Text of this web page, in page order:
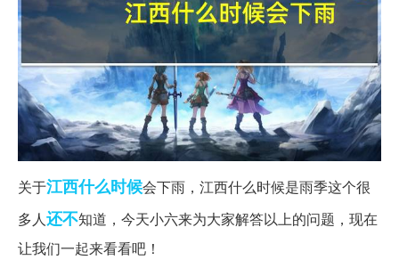
关于江西什么时候会下雨，江西什么时候是雨季这个很
多人还不知道，今天小六来为大家解答以上的问题，现在
让我们一起来看看吧！